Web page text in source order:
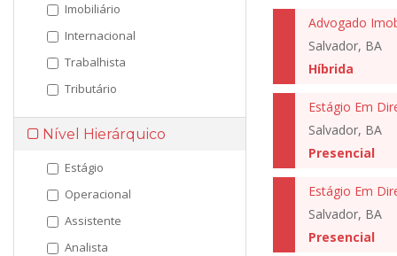
Imobiliário
Internacional
Trabalhista
Tributário
Nível Hierárquico
Estágio
Operacional
Assistente
Analista
Advogado
Salvador, BA
Híbrida
Estágio Em
Salvador, BA
Presencial
Estágio Em
Salvador, BA
Presencial